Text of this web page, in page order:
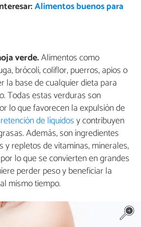
Alimentos buenos para
verde.Alimentos como
brócoli, coliflor, puerros, apios o
la base de cualquier dieta para
Todas estas verduras son
lo que favorecen la expulsión de
de líquidosy contribuyen
Además, son ingredientes
y repletos de vitaminas, minerales,
lo que se convierten en grandes
perder peso y beneficiar la
mismo tiempo.